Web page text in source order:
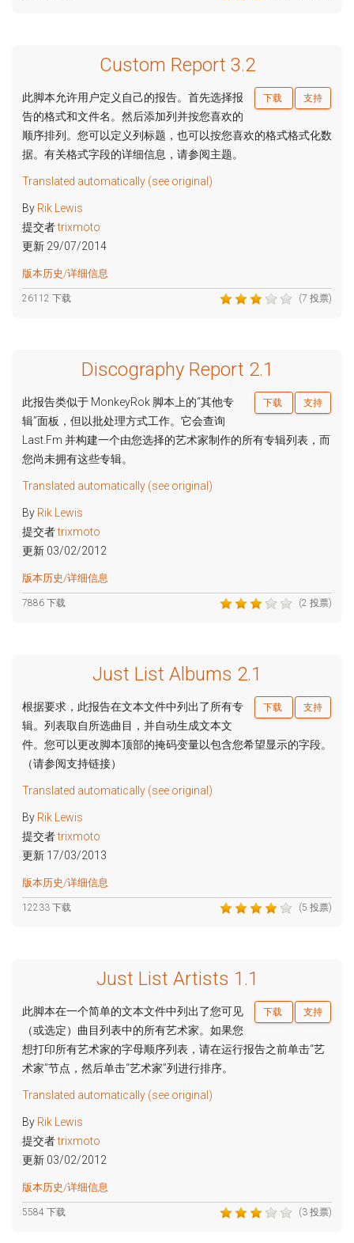
Custom Report 3.2
下载 支持
此脚本允许用户定义自己的报告。首先选择报
告的格式和文件名。然后添加列并按您喜欢的
顺序排列。您可以定义列标题，也可以按您喜欢的格式格式化数
据。有关格式字段的详细信息，请参阅主题。
Translated automatically (see original)
By Rik Lewis
提交者trixmoto
更新 29/07/2014
版本历史/详细信息
(7 投票)
26112 下载
Discography Report 2.1
下载 支持
此报告类似于 MonkeyRok 脚本上的“其他专
辑”面板，但以批处理方式工作。它会查询
Last.Fm 并构建一个由您选择的艺术家制作的所有专辑列表，而
您尚未拥有这些专辑。
Translated automatically (see original)
By Rik Lewis
提交者trixmoto
更新 03/02/2012
版本历史/详细信息
(2 投票)
7886 下载
Just List Albums 2.1
下载 支持
根据要求，此报告在文本文件中列出了所有专
辑。列表取自所选曲目，并自动生成文本文
件。您可以更改脚本顶部的掩码变量以包含您希望显示的字段。
（请参阅支持链接）
Translated automatically (see original)
By Rik Lewis
提交者trixmoto
更新 17/03/2013
版本历史/详细信息
(5 投票)
12233 下载
Just List Artists 1.1
下载 支持
此脚本在一个简单的文本文件中列出了您可见
（或选定）曲目列表中的所有艺术家。如果您
想打印所有艺术家的字母顺序列表，请在运行报告之前单击“艺
术家”节点，然后单击“艺术家”列进行排序。
Translated automatically (see original)
By Rik Lewis
提交者trixmoto
更新 03/02/2012
版本历史/详细信息
(3 投票)
5584 下载